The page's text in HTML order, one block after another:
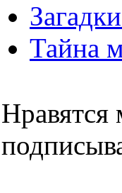
Тайна